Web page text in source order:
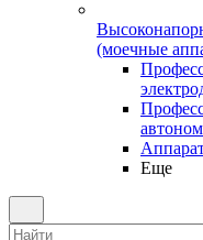
(моечные
Еще